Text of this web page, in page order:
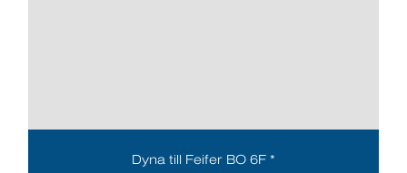
Dyna till Feifer BO 6F *